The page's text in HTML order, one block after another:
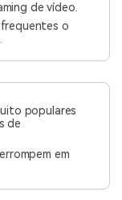
de vídeo.
o
populares
de
em